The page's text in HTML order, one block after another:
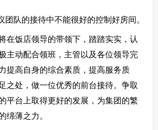
队的接待中不能很好的控制好房间。
饭店领导的带领下，踏踏实实，认
主动配合领班，主管以及各位领导完
提高自身的综合素质，提高服务质
之处，做一位优秀的前台接待。争取
平台上取得更好的发展，为集团的繁
绵薄之力。